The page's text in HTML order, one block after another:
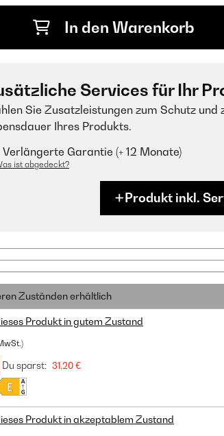
In den Warenkorb
Services für Ihr
Sie Zusatzleistungen zum Schutz
Ihres Produkts.
Verlängerte Garantie (+ 12 Monate)
ist abgedeckt?
Produkt inkl.
Zuständen erhältlich
Produkt in gutem Zustand
Du sparst: 31,20 €
Produkt in akzeptablem Zustand